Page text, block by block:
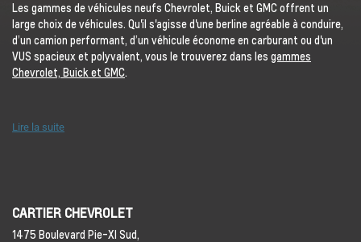
Les gammes de véhicules neufs Chevrolet, Buick et GMC offrent un
large choix de véhicules. Qu'il s'agisse d'une berline agréable à conduire,
d’un camion performant, d’un véhicule économe en carburant ou d'un
VUS spacieux et polyvalent, vous le trouverez dans les gammes
Chevrolet, Buick et GMC.
Lire la suite
CARTIER CHEVROLET
1475 Boulevard Pie-XI Sud,